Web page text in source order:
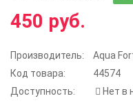
450 руб.
Производитель:
Aqua
Код товара:
44574
Доступность:
Нет в